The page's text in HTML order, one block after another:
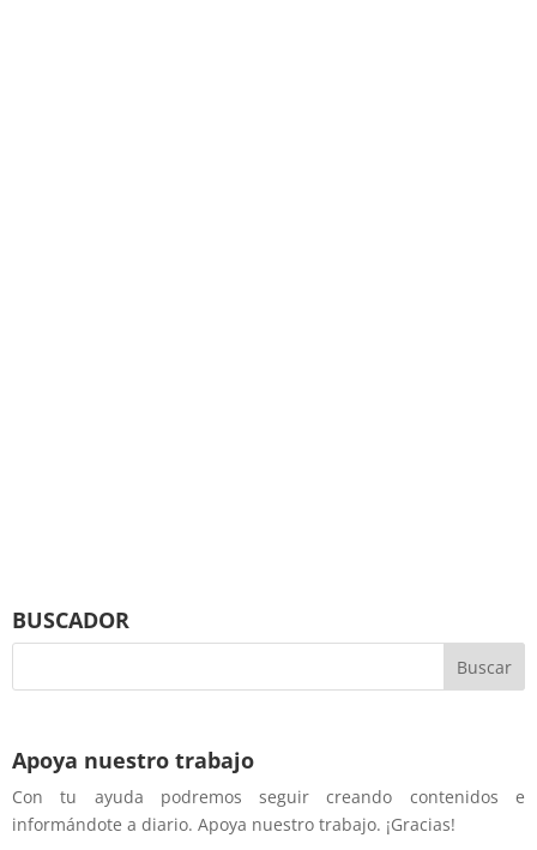
BUSCADOR
Apoya nuestro trabajo
Con tu ayuda podremos seguir creando contenidos e
informándote a diario. Apoya nuestro trabajo. ¡Gracias!